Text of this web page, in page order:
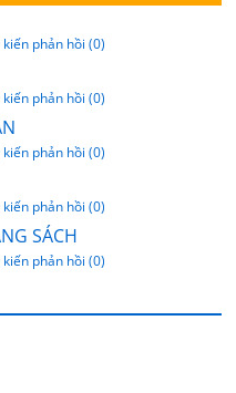
kiến phản hồi (0)
kiến phản hồi (0)
kiến phản hồi (0)
kiến phản hồi (0)
SÁCH
kiến phản hồi (0)